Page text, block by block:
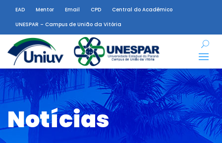
EAD Mentor Email CPD
Central do Acadêmico
UNESPAR – Campus de União da Vitória
Notícias